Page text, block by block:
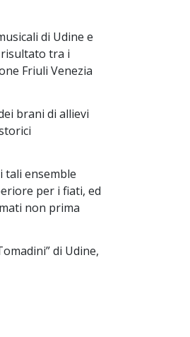
di Udine e
tra i
Friuli Venezia
brani di allievi
tali ensemble
per i fiati, ed
non prima
di Udine,